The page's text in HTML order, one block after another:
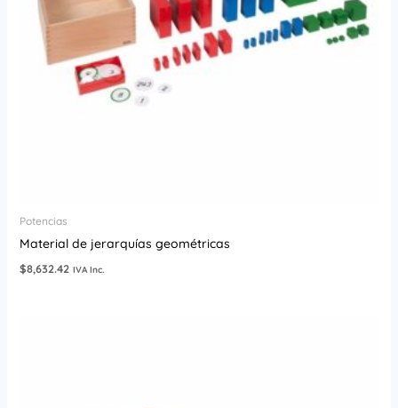
Potencias
Material de jerarquías geométricas
$8,632.42 IVA Inc.